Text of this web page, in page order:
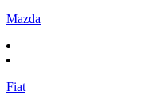
Mazda
Fiat